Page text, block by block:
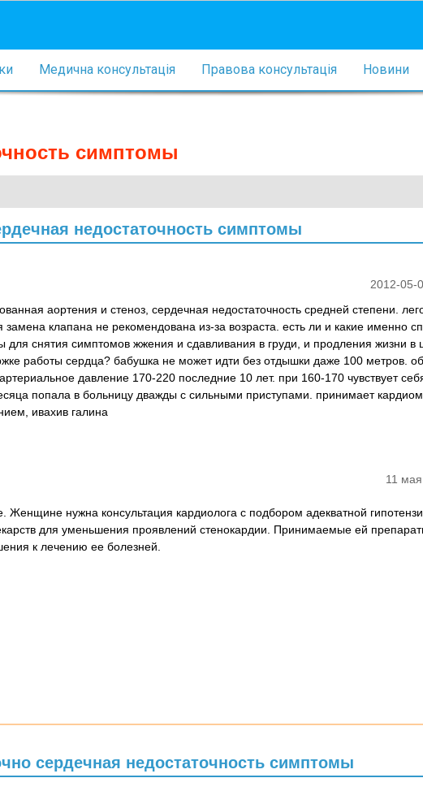
Медична консультація Правова консультація Новини
симптомы
недостаточность симптомы
2012-05-
аортения и стеноз, сердечная недостаточность средней степени.
замена клапана не рекомендована из-за возраста. есть ли и какие именно
снятия симптомов жжения и сдавливания в груди, и продления жизни в
работы сердца? бабушка не может идти без отдышки даже 100 метров.
давление 170-220 последние 10 лет. при 160-170 чувствует
попала в больницу дважды с сильными приступами. принимает
ивахив галина
11
Женщине нужна консультация кардиолога с подбором адекватной
для уменьшения проявлений стенокардии. Принимаемые ей
к лечению ее болезней.
сердечная недостаточность симптомы